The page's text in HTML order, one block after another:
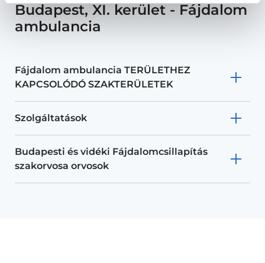
Budapest, XI. kerület - Fájdalom
ambulancia
Fájdalom ambulancia TERÜLETHEZ
KAPCSOLÓDÓ SZAKTERÜLETEK
Szolgáltatások
Budapesti és vidéki Fájdalomcsillapítás
szakorvosa orvosok